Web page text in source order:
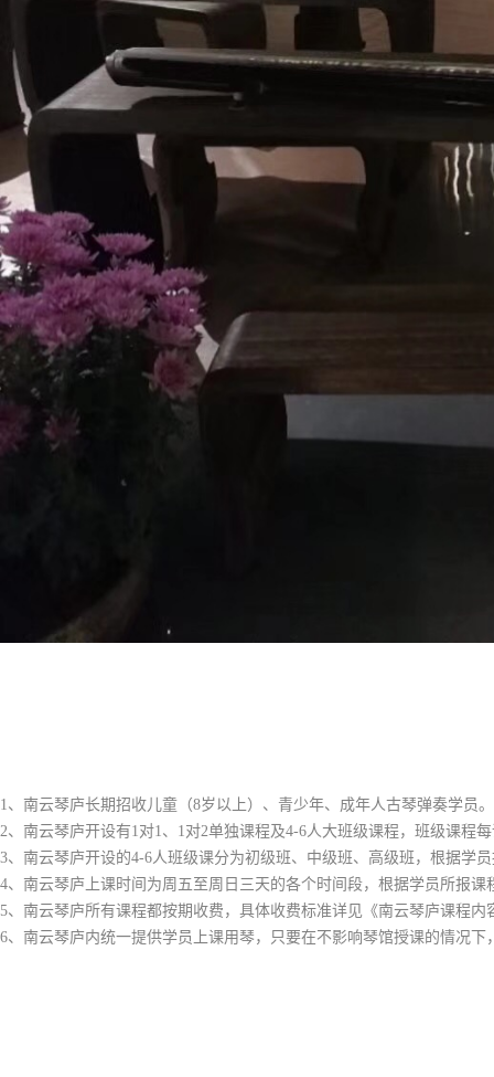
1、南云琴庐长期招收儿童（8岁以上）、青少年、成年人古琴弹奏学
2、南云琴庐开设有1对1、1对2单独课程及4-6人大班级课程，班级课程
3、南云琴庐开设的4-6人班级课分为初级班、中级班、高级班，根据学
4、南云琴庐上课时间为周五至周日三天的各个时间段，根据学员所报课
5、南云琴庐所有课程都按期收费，具体收费标准详见《南云琴庐课程
6、南云琴庐内统一提供学员上课用琴，只要在不影响琴馆授课的情况